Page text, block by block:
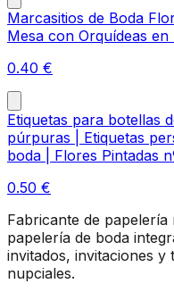
Marcasitios de Boda
Mesa con Orquídeas
0.40 €
Etiquetas para botellas
púrpuras | Etiquetas
boda | Flores Pintadas
0.50 €
Fabricante de papelería
papelería de boda
invitados, invitaciones y
nupciales.